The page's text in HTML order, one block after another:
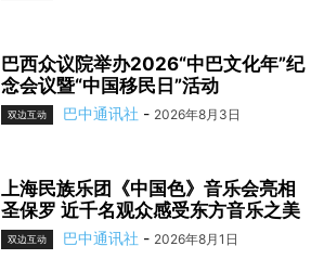
巴西众议院举办2026“中巴文化年”纪
念会议暨“中国移民日”活动
双边互动 巴中通讯社 - 2026年8月3日
上海民族乐团《中国色》音乐会亮相
圣保罗 近千名观众感受东方音乐之美
双边互动 巴中通讯社 - 2026年8月1日